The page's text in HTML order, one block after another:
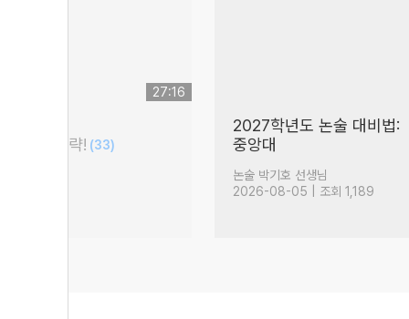
27:16
법과 전략! (33)
2027학년도 논술 대비법:
중앙대
논술 박기호 선생님
2026-08-05 | 조회 1,189